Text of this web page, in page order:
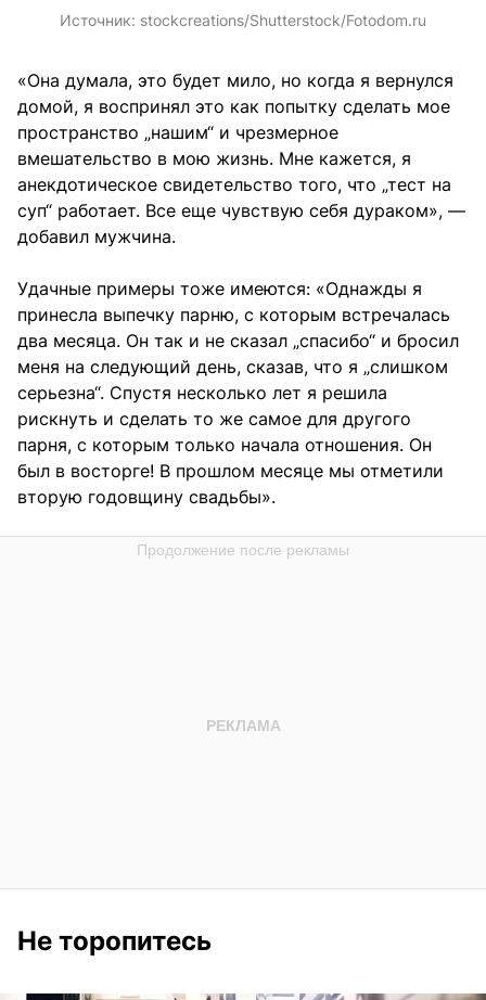
Источник: stockcreations/Shutterstock/Fotodom.ru
«Она думала, это будет мило, но когда я вернулся
домой, я воспринял это как попытку сделать мое
пространство „нашим“ и чрезмерное
вмешательство в мою жизнь. Мне кажется, я
анекдотическое свидетельство того, что „тест на
суп“ работает. Все еще чувствую себя дураком», —
добавил мужчина.
Удачные примеры тоже имеются: «Однажды я
принесла выпечку парню, с которым встречалась
два месяца. Он так и не сказал „спасибо“ и бросил
меня на следующий день, сказав, что я „слишком
серьезна“. Спустя несколько лет я решила
рискнуть и сделать то же самое для другого
парня, с которым только начала отношения. Он
был в восторге! В прошлом месяце мы отметили
вторую годовщину свадьбы».
Не торопитесь